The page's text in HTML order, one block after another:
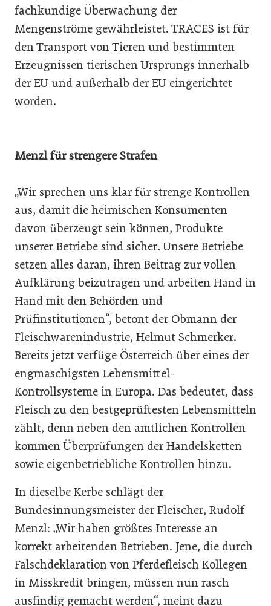
fachkundige Überwachung der
Mengenströme gewährleistet. TRACES ist für
den Transport von Tieren und bestimmten
Erzeugnissen tierischen Ursprungs innerhalb
der EU und außerhalb der EU eingerichtet
worden.
Menzl für strengere Strafen
„Wir sprechen uns klar für strenge Kontrollen
aus, damit die heimischen Konsumenten
davon überzeugt sein können, Produkte
unserer Betriebe sind sicher. Unsere Betriebe
setzen alles daran, ihren Beitrag zur vollen
Aufklärung beizutragen und arbeiten Hand in
Hand mit den Behörden und
Prüfinstitutionen“, betont der Obmann der
Fleischwarenindustrie, Helmut Schmerker.
Bereits jetzt verfüge Österreich über eines der
engmaschigsten Lebensmittel-
Kontrollsysteme in Europa. Das bedeutet, dass
Fleisch zu den bestgeprüftesten Lebensmitteln
zählt, denn neben den amtlichen Kontrollen
kommen Überprüfungen der Handelsketten
sowie eigenbetriebliche Kontrollen hinzu.
In dieselbe Kerbe schlägt der
Bundesinnungsmeister der Fleischer, Rudolf
Menzl: „Wir haben größtes Interesse an
korrekt arbeitenden Betrieben. Jene, die durch
Falschdeklaration von Pferdefleisch Kollegen
in Misskredit bringen, müssen nun rasch
ausfindig gemacht werden“, meint dazu